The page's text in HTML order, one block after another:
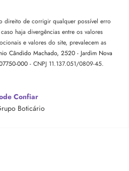
direito de corrigir qualquer possível erro
haja divergências entre os valores
e valores do site, prevalecem as
Cândido Machado, 2520 - Jardim Nova
000 - CNPJ 11.137.051/0809-45.
Confiar